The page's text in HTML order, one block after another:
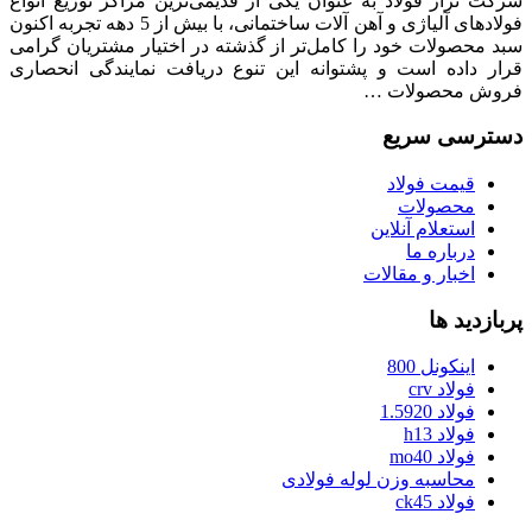
فولادهای آلیاژی و آهن آلات ساختمانی، با بیش از 5 دهه تجربه اکنون
سبد محصولات خود را کامل‌تر از گذشته در اختیار مشتریان گرامی
قرار داده است و پشتوانه این تنوع دریافت نمایندگی انحصاری
فروش محصولات …
دسترسی سریع
قیمت فولاد
محصولات
استعلام آنلاین
درباره ما
اخبار و مقالات
پربازدید ها
اینکونل 800
فولاد crv
فولاد 1.5920
فولاد h13
فولاد mo40
محاسبه وزن لوله فولادی
فولاد ck45